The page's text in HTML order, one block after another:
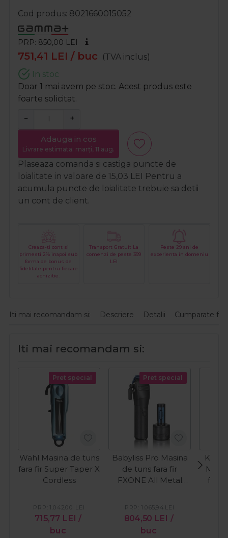
Cod produs 8021660015052
PRP: 850,00 LEI
751,41 LEI / buc
(TVA inclus)
In stoc
Doar 1 mai avem pe stoc. Acest produs este
foarte solicitat.
− +
Adauga in cos
Livrare estimata: marți, 11 aug.
Plaseaza comanda si castiga puncte de
loialitate in valoare de 15,03 LEI
Pentru a
acumula puncte de loialitate trebuie sa detii
un cont de client.
Creaza-ti cont si
primesti 2% inapoi sub
forma de bonus de
fidelitate pentru fiecare
achizitie.
Transport Gratuit La
comenzi de peste 399
LEI
Peste 29 ani de
experienta in domeniu
Iti mai recomandam si: Descriere Detalii Cumparate
Iti mai recomandam si:
Pret special
Wahl Masina de tuns
fara fir Super Taper X
Cordless
715,77 LEI /
buc
PRP: 1.042,00 LEI
Pret special
Babyliss Pro Masina
de tuns fara fir
FXONE All Metal
804,50 LEI /
buc
PRP: 1.065,94 LEI
fara